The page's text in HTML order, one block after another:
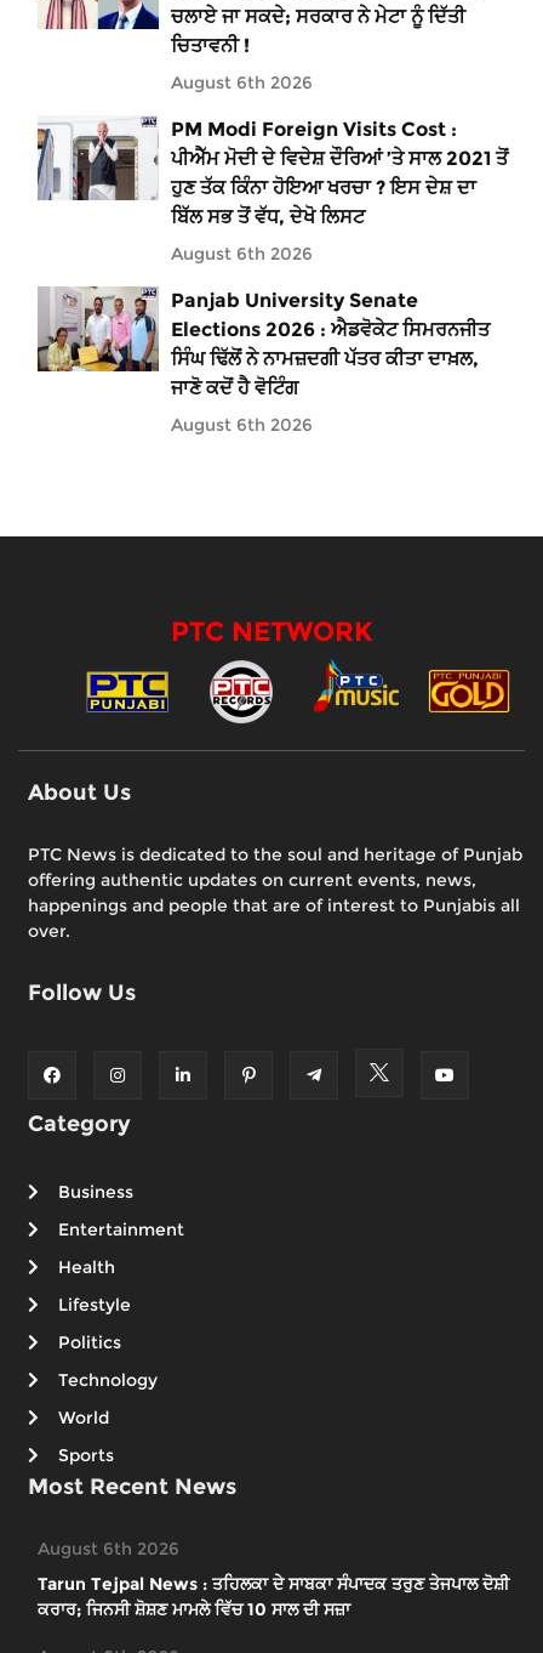
ਚਲਾਏ ਜਾ ਸਕਦੇ; ਸਰਕਾਰ ਨੇ ਮੇਟਾ ਨੂੰ ਦਿੱਤੀ
ਚਿਤਾਵਨੀ !
August 6th 2026
PM Modi Foreign Visits Cost :
ਪੀਐੱਮ ਮੋਦੀ ਦੇ ਵਿਦੇਸ਼ ਦੌਰਿਆਂ ’ਤੇ ਸਾਲ 2021 ਤੋਂ
ਹੁਣ ਤੱਕ ਕਿੰਨਾ ਹੋਇਆ ਖਰਚਾ ? ਇਸ ਦੇਸ਼ ਦਾ
ਬਿੱਲ ਸਭ ਤੋਂ ਵੱਧ, ਦੇਖੋ ਲਿਸਟ
August 6th 2026
Panjab University Senate
Elections 2026 : ਐਡਵੋਕੇਟ ਸਿਮਰਨਜੀਤ
ਸਿੰਘ ਢਿੱਲੋਂ ਨੇ ਨਾਮਜ਼ਦਗੀ ਪੱਤਰ ਕੀਤਾ ਦਾਖ਼ਲ,
ਜਾਣੋ ਕਦੋਂ ਹੈ ਵੋਟਿੰਗ
August 6th 2026
PTC NETWORK
About Us
PTC News is dedicated to the soul and heritage of Punjab
offering authentic updates on current events, news,
happenings and people that are of interest to Punjabis all
over.
Follow Us
Category
Business
Entertainment
Health
Lifestyle
Politics
Technology
World
Sports
Most Recent News
August 6th 2026
Tarun Tejpal News : ਤਹਿਲਕਾ ਦੇ ਸਾਬਕਾ ਸੰਪਾਦਕ ਤਰੁਣ ਤੇਜਪਾਲ ਦੋਸ਼ੀ
ਕਰਾਰ; ਜਿਨਸੀ ਸ਼ੋਸ਼ਣ ਮਾਮਲੇ ਵਿੱਚ 10 ਸਾਲ ਦੀ ਸਜ਼ਾ